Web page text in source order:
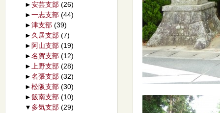
►安芸支部 (26)
►一志支部 (44)
►津支部 (39)
► 久居支部 (7)
► 阿山支部 (19)
►名賀支部 (12)
►
上野支部 (28)
►名張支部 (32)
►松阪支部 (30)
►飯南支部 (10)
▼ 多気支部 (29)